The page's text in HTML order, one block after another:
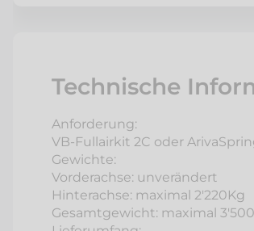
Technische
Anforderung:
VB-Fullairkit 2C oder
Gewichte:
Vorderachse: unverändert
Hinterachse: maximal 2'220Kg
Gesamtgewicht: maximal